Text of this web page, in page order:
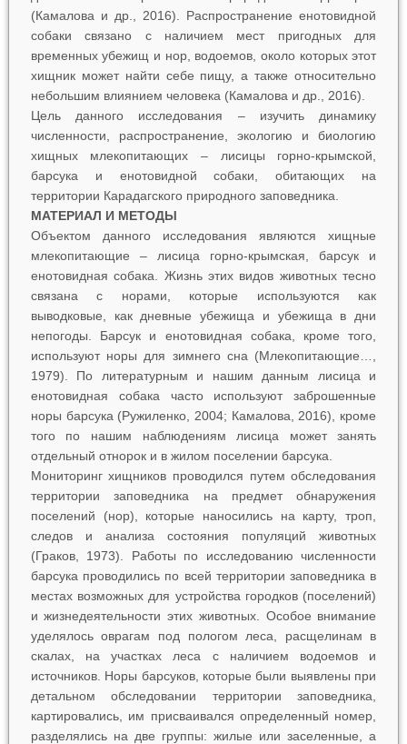
(Камалова и др., 2016). Распространение енотовидной
собаки связано с наличием мест пригодных для
временных убежищ и нор, водоемов, около которых этот
хищник может найти себе пищу, а также относительно
небольшим влиянием человека (Камалова и др., 2016).
Цель данного исследования – изучить динамику
численности, распространение, экологию и биологию
хищных млекопитающих – лисицы горно-крымской,
барсука и енотовидной собаки, обитающих на
территории Карадагского природного заповедника.
МАТЕРИАЛ И МЕТОДЫ
Объектом данного исследования являются хищные
млекопитающие – лисица горно-крымская, барсук и
енотовидная собака. Жизнь этих видов животных тесно
связана с норами, которые используются как
выводковые, как дневные убежища и убежища в дни
непогоды. Барсук и енотовидная собака, кроме того,
используют норы для зимнего сна (Млекопитающие…,
1979). По литературным и нашим данным лисица и
енотовидная собака часто используют заброшенные
норы барсука (Ружиленко, 2004; Камалова, 2016), кроме
того по нашим наблюдениям лисица может занять
отдельный отнорок и в жилом поселении барсука.
Мониторинг хищников проводился путем обследования
территории заповедника на предмет обнаружения
поселений (нор), которые наносились на карту, троп,
следов и анализа состояния популяций животных
(Граков, 1973). Работы по исследованию численности
барсука проводились по всей территории заповедника в
местах возможных для устройства городков (поселений)
и жизнедеятельности этих животных. Особое внимание
уделялось оврагам под пологом леса, расщелинам в
скалах, на участках леса с наличием водоемов и
источников. Норы барсуков, которые были выявлены при
детальном обследовании территории заповедника,
картировались, им присваивался определенный номер,
разделялись на две группы: жилые или заселенные, а